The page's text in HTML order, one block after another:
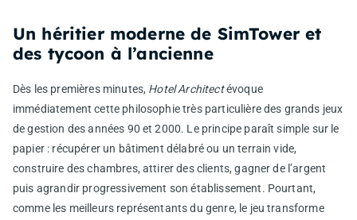
Un héritier moderne de SimTower et
des tycoon à l’ancienne
Dès les premières minutes, Hotel Architectévoque
immédiatement cette philosophie très particulière des grands jeux
de gestion des années 90 et 2000. Le principe paraît simple sur le
papier : récupérer un bâtiment délabré ou un terrain vide,
construire des chambres, attirer des clients, gagner de l’argent
puis agrandir progressivement son établissement. Pourtant,
comme les meilleurs représentants du genre, le jeu transforme